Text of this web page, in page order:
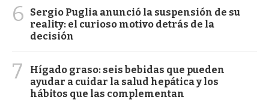
6
Sergio Puglia anunció la suspensión de su
reality: el curioso motivo detrás de la
decisión
7
Hígado graso: seis bebidas que pueden
ayudar a cuidar la salud hepática y los
hábitos que las complementan